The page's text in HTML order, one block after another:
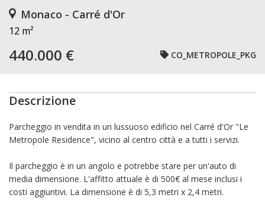
Monaco - Carré d'Or
12 m²
440.000 € CO_METROPOLE_PKG
Descrizione
Parcheggio in vendita in un lussuoso edificio nel Carré d'Or "Le
Metropole Residence", vicino al centro città e a tutti i servizi.
Il parcheggio è in un angolo e potrebbe stare per un'auto di
media dimensione. L'affitto attuale è di 500€ al mese inclusi i
costi aggiuntivi. La dimensione è di 5,3 metri x 2,4 metri.